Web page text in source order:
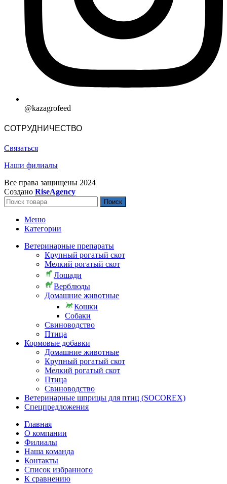
@kazagrofeed
СОТРУДНИЧЕСТВО
Связаться
Наши филиалы
Все права защищены 2024
Создано RiseAgency
Поиск
Меню
Категории
Ветеринарные препараты
Крупный рогатый скот
Мелкий рогатый скот
Лошади
Верблюды
Домашние животные
Кошки
Собаки
Свиноводство
Птица
Кормовые добавки
Домашние животные
Крупный рогатый скот
Мелкий рогатый скот
Птица
Свиноводство
Ветеринарные шприцы для птиц (SOCOREX)
Спецпредложения
Главная
О компании
Филиалы
Наша команда
Контакты
Список избранного
К сравнению